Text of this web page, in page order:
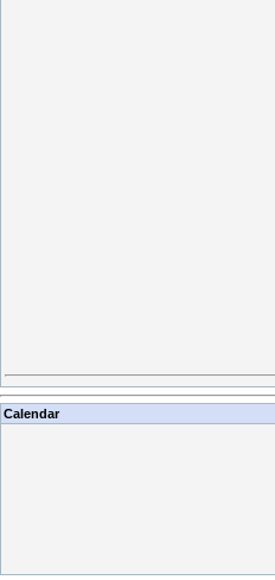
Calendar